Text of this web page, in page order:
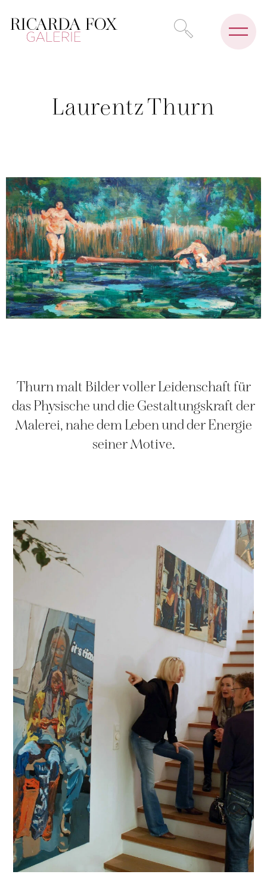
Laurentz Thurn
Thurn malt Bilder voller Leidenschaft für
das Physische und die Gestaltungskraft der
Malerei, nahe dem Leben und der Energie
seiner Motive.